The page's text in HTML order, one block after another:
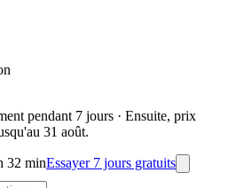
pendant 7 jours · Ensuite, prix
31 août.
32 minEssayer 7 jours gratuits